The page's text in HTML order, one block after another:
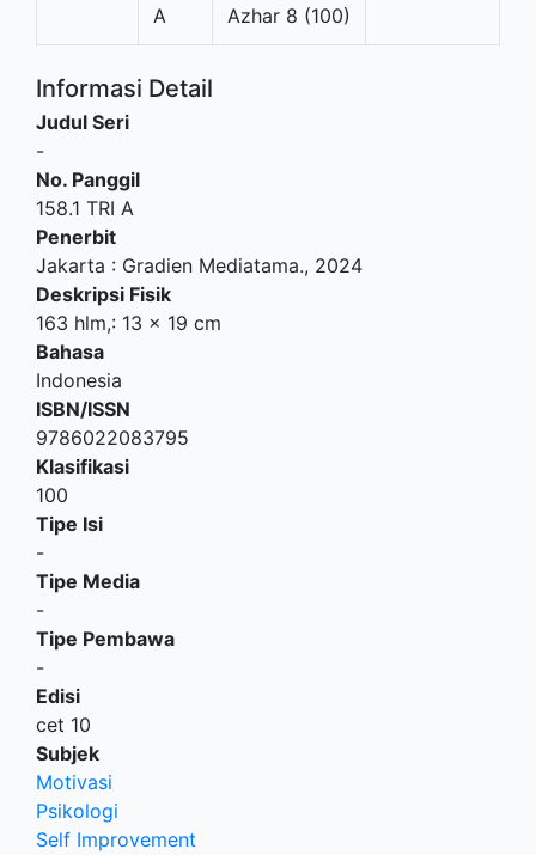
A
Azhar 8 (100)
Informasi Detail
Judul Seri
-
No. Panggil
158.1 TRI A
Penerbit
Jakarta : Gradien Mediatama., 2024
Deskripsi Fisik
163 hlm,: 13 x 19 cm
Bahasa
Indonesia
ISBN/ISSN
9786022083795
Klasifikasi
100
Tipe Isi
-
Tipe Media
-
Tipe Pembawa
-
Edisi
cet 10
Subjek
Motivasi
Psikologi
Self Improvement